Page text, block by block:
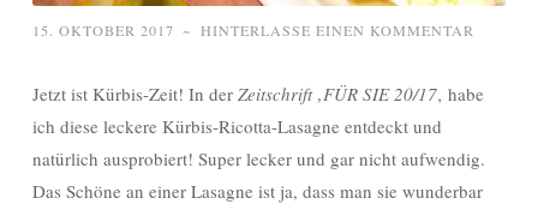
15. OKTOBER 2017 ~ HINTERLASSE EINEN KOMMENTAR
Jetzt ist Kürbis-Zeit! In der Zeitschrift ‚FÜR SIE 20/17‚ habe
ich diese leckere Kürbis-Ricotta-Lasagne entdeckt und
natürlich ausprobiert! Super lecker und gar nicht aufwendig.
Das Schöne an einer Lasagne ist ja, dass man sie wunderbar